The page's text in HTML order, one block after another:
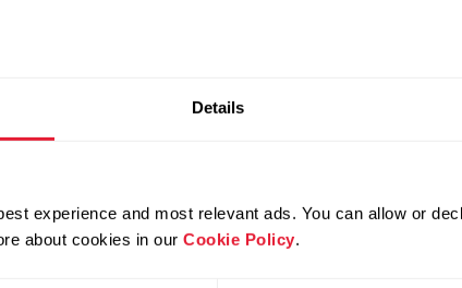
Details
experience and most relevant ads. You can allow or
about cookies in our Cookie Policy.